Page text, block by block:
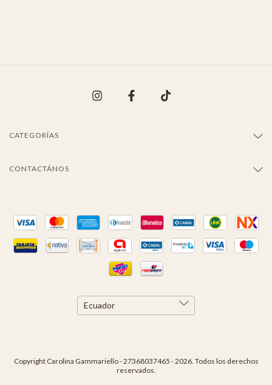
CATEGORÍAS
CONTACTÁNOS
Copyright Carolina Gammariello - 27368037465 - 2026. Todos los derechos
reservados.